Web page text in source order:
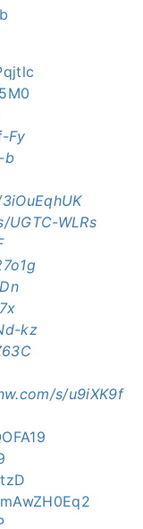
Fy
b
WLRs
kz
s/u9iXK9f